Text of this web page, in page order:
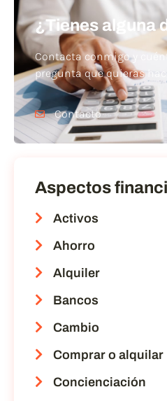
¿Tienes alguna
Contacta conmigo y
pregunta que quieras
Contacto
Aspectos
Activos
Ahorro
Alquiler
Bancos
Cambio
Comprar o alquilar
Concienciación